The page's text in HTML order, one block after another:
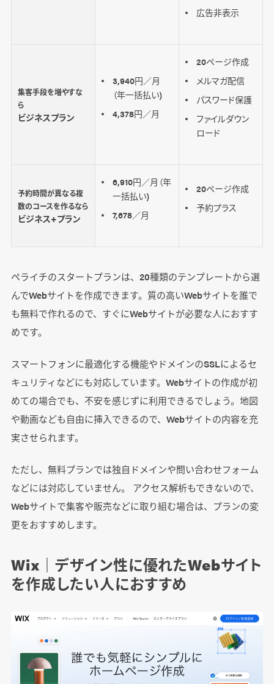
広告非表示
集客手段を増やすな
ら
ビジネスプラン
3,940円／月
（年一括払い)
4,378円／月
20ページ作成
メルマガ配信
パスワード保護
ファイルダウン
ロード
予約時間が異なる複
数のコースを作るなら
ビジネス+プラン
6,910円／月（年
一括払い)
7,678／月
20ページ作成
予約プラス
ペライチのスタートプランは、20種類のテンプレートから選
んでWebサイトを作成できます。質の高いWebサイトを誰で
も無料で作れるので、すぐにWebサイトが必要な人におすす
めです。
スマートフォンに最適化する機能やドメインのSSLによるセ
キュリティなどにも対応しています。Webサイトの作成が初
めての場合でも、不安を感じずに利用できるでしょう。地図
や動画なども自由に挿入できるので、Webサイトの内容を充
実させられます。
ただし、無料プランでは独自ドメインや問い合わせフォーム
などには対応していません。 アクセス解析もできないので、
Webサイトで集客や販売などに取り組む場合は、プランの変
更をおすすめします。
Wix｜デザイン性に優れたWebサイト
を作成したい人におすすめ